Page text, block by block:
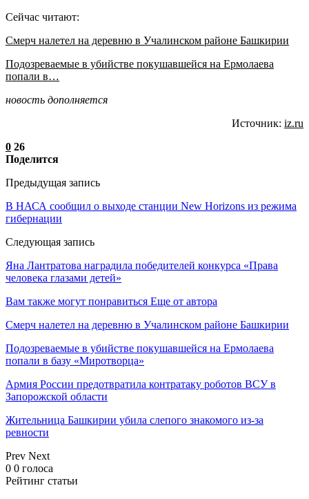
Сейчас читают:
Смерч налетел на деревню в Учалинском районе Башкирии
Подозреваемые в убийстве покушавшейся на Ермолаева
попали в…
новость дополняется
Источник: iz.ru
0 26
Поделится
Предыдущая запись
В НАСА сообщил о выходе станции New Horizons из режима
гибернации
Следующая запись
Яна Лантратова наградила победителей конкурса «Права
человека глазами детей»
Вам также могут понравиться Еще от автора
Смерч налетел на деревню в Учалинском районе Башкирии
Подозреваемые в убийстве покушавшейся на Ермолаева
попали в базу «Миротворца»
Армия России предотвратила контратаку роботов ВСУ в
Запорожской области
Жительница Башкирии убила слепого знакомого из-за
ревности
Prev Next
0 0 голоса
Рейтинг статьи